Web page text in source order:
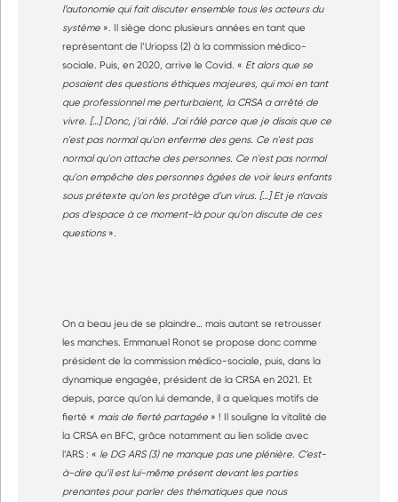
l’autonomie qui fait discuter ensemble tous les acteurs du
système ». Il siège donc plusieurs années en tant que
représentant de l’Uriopss (2) à la commission médico-
sociale. Puis, en 2020, arrive le Covid. « Et alors que se
posaient des questions éthiques majeures, qui moi en tant
que professionnel me perturbaient, la CRSA a arrêté de
vivre. […] Donc, j’ai râlé. J'ai râlé parce que je disais que ce
n'est pas normal qu'on enferme des gens. Ce n'est pas
normal qu'on attache des personnes. Ce n'est pas normal
qu'on empêche des personnes âgées de voir leurs enfants
sous prétexte qu'on les protège d'un virus. […] Et je n’avais
pas d’espace à ce moment-là pour qu’on discute de ces
questions».
On a beau jeu de se plaindre… mais autant se retrousser
les manches. Emmanuel Ronot se propose donc comme
président de la commission médico-sociale, puis, dans la
dynamique engagée, président de la CRSA en 2021. Et
depuis, parce qu’on lui demande, il a quelques motifs de
fierté « mais de fierté partagée » ! Il souligne la vitalité de
la CRSA en BFC, grâce notamment au lien solide avec
l’ARS : « le DG ARS (3) ne manque pas une plénière. C’est-
à-dire qu’il est lui-même présent devant les parties
prenantes pour parler des thématiques que nous